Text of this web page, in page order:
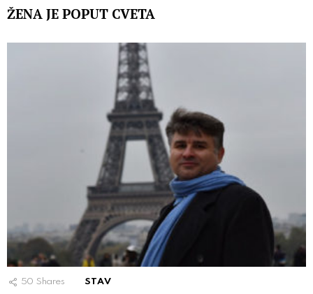
ŽENA JE POPUT CVETA
50 Shares STAV